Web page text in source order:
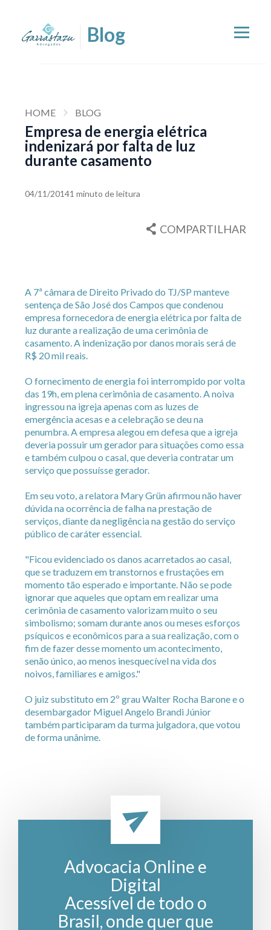
HOME BLOG
Empresa de energia elétrica
indenizará por falta de luz
durante casamento
04/11/20141 minuto de leitura
COMPARTILHAR
A 7ª câmara de Direito Privado do TJ/SP manteve
sentença de São José dos Campos que condenou
empresa fornecedora de energia elétrica por falta de
luz durante a realização de uma cerimônia de
casamento. A indenização por danos morais será de
R$ 20 mil reais.
O fornecimento de energia foi interrompido por volta
das 19h, em plena cerimônia de casamento. A noiva
ingressou na igreja apenas com as luzes de
emergência acesas e a celebração se deu na
penumbra. A empresa alegou em defesa que a igreja
deveria possuir um gerador para situações como essa
e também culpou o casal, que deveria contratar um
serviço que possuísse gerador.
Em seu voto, a relatora Mary Grün afirmou não haver
dúvida na ocorrência de falha na prestação de
serviços, diante da negligência na gestão do serviço
público de caráter essencial.
"Ficou evidenciado os danos acarretados ao casal,
que se traduzem em transtornos e frustações em
momento tão esperado e importante. Não se pode
ignorar que aqueles que optam em realizar uma
cerimônia de casamento valorizam muito o seu
simbolismo; somam durante anos ou meses esforços
psíquicos e econômicos para a sua realização, com o
fim de fazer desse momento um acontecimento,
senão único, ao menos inesquecível na vida dos
noivos, familiares e amigos."
O juiz substituto em 2º grau Walter Rocha Barone e o
desembargador Miguel Angelo Brandi Júnior
também participaram da turma julgadora, que votou
de forma unânime.
Advocacia Online e
Digital
Acessível de todo o
Brasil, onde quer que